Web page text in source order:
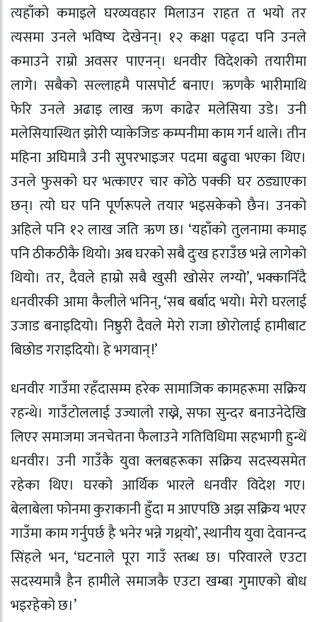
त्यहाँको कमाइले घरव्यवहार मिलाउन राहत त भयो तर
त्यसमा उनले भविष्य देखेनन्। १२ कक्षा पढ्दा पनि उनले
कमाउने राम्रो अवसर पाएनन्। धनवीर विदेशको तयारीमा
लागे। सबैको सल्लाहमै पासपोर्ट बनाए। ऋणकै भारीमाथि
फेरि उनले अढाइ लाख ऋण काढेर मलेसिया उडे। उनी
मलेसियास्थित झोरी प्याकेजिङ कम्पनीमा काम गर्न थाले। तीन
महिना अघिमात्रै उनी सुपरभाइजर पदमा बढुवा भएका थिए।
उनले फुसको घर भत्काएर चार कोठे पक्की घर ठड्याएका
छन्। त्यो घर पनि पूर्णरूपले तयार भइसकेको छैन। उनको
अहिले पनि १२ लाख जति ऋण छ। ‘यहाँको तुलनामा कमाइ
पनि ठीकठीकै थियो। अब घरको सबै दुःख हराउँछ भन्ने लागेको
थियो। तर, दैवले हाम्रो सबै खुसी खोसेर लग्यो’, भक्कानिँदै
धनवीरकी आमा कैलीले भनिन्, ‘सब बर्बाद भयो। मेरो घरलाई
उजाड बनाइदियो। निष्ठुरी दैवले मेरो राजा छोरोलाई हामीबाट
बिछोड गराइदियो। हे भगवान् !’
धनवीर गाउँमा रहँदासम्म हरेक सामाजिक कामहरूमा सक्रिय
रहन्थे। गाउँटोललाई उज्यालो राख्ने, सफा सुन्दर बनाउनेदेखि
लिएर समाजमा जनचेतना फैलाउने गतिविधिमा सहभागी हुन्थें
धनवीर। उनी गाउँकै युवा क्लबहरूका सक्रिय सदस्यसमेत
रहेका थिए। घरको आर्थिक भारले धनवीर विदेश गए।
बेलाबेला फोनमा कुराकानी हुँदा म आएपछि अझ सक्रिय भएर
गाउँमा काम गर्नुपर्छ है भनेर भन्ने गथ्र्यो’, स्थानीय युवा देवानन्द
सिंहले भन, ‘घटनाले पूरा गाउँ स्तब्ध छ। परिवारले एउटा
सदस्यमात्रै हैन हामीले समाजकै एउटा खम्बा गुमाएको बोध
भइरहेको छ।’